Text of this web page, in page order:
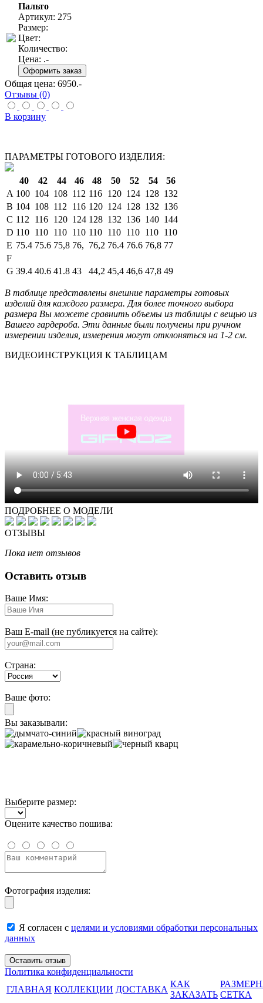
Пальто
Артикул: 275
Размер:
Цвет:
Количество:
Цена: .-
Общая цена: 6950.-
Отзывы (0)
В корзину
ПАРАМЕТРЫ ГОТОВОГО ИЗДЕЛИЯ:
40 42 44 46 48 50 52 54
56
A 100 104 108 112 116 120 124 128 132
B 104 108 112 116 120 124 128 132 136
C 112 116 120 124 128 132 136 140 144
D 110 110 110 110 110 110 110 110 110
E 75.4 75.6 75,8 76, 76,2 76.4 76.6 76,8 77
F
G 39.4 40.6 41.8 43 44,2 45,4 46,6 47,8 49
В таблице представлены внешние параметры готовых
изделий для каждого размера. Для более точного выбора
размера Вы можете сравнить объемы из таблицы с вещью из
Вашего гардероба. Эти данные были получены при ручном
измерении изделия, измерения могут отклоняться на 1-2 см.
ВИДЕОИНСТРУКЦИЯ К ТАБЛИЦАМ
ПОДРОБНЕЕ О МОДЕЛИ
ОТЗЫВЫ
Пока нет отзывов
Оставить отзыв
Ваше Имя:
Ваш E-mail (не публикуется на сайте):
Страна:
Ваше фото:
Вы заказывали:
Выберите размер:
Оцените качество пошива:
Фотография изделия:
Я согласен с целями и условиями обработки персональных
данных
Политика конфиденциальности
ГЛАВНАЯ КОЛЛЕКЦИИ ДОСТАВКА
КАК
ЗАКАЗАТЬ СЕТКА